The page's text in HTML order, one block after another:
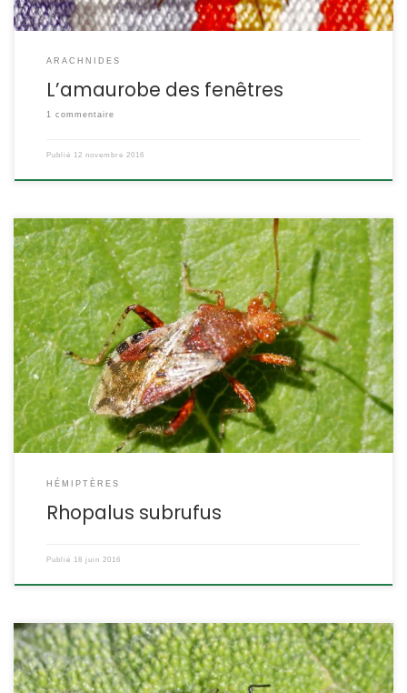
ARACHNIDES
L’amaurobe des fenêtres
1 commentaire
Publié 12 novembre 2016
Cette petite punaise attire l’œil par sa coloration rougeâtre. On la
trouve dans la basse végétation dense, et bien qu’elle ne soit pas
rare, on ne lui a pas attribué de nom vernaculaire, ni en français,
ni en anglais. Rhopalus subrufus POSITION SYSTÉMATIQUE :
Insecte, Hémiptère, Hétéroptère Famille des Rhopalidae
ETYMOLOGIE : Rhopalus signifie […]
HÉMIPTÈRES
Rhopalus subrufus
Publié 18 juin 2016